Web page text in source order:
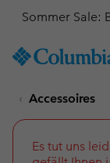
TO
SKIP
NAV
Hol
Accessoires
Es tut uns